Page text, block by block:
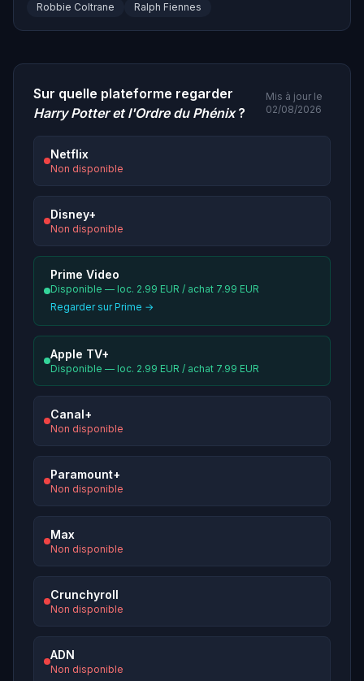
Robbie Coltrane
Ralph Fiennes
Sur quelle plateforme regarder
Harry Potter et l'Ordre du Phénix?
Mis à jour le
02/08/2026
Netflix
Non disponible
Disney+
Non disponible
Prime Video
Disponible — loc. 2.99 EUR / achat 7.99 EUR
Regarder sur Prime →
Apple TV+
Disponible — loc. 2.99 EUR / achat 7.99 EUR
Canal+
Non disponible
Paramount+
Non disponible
Max
Non disponible
Crunchyroll
Non disponible
ADN
Non disponible